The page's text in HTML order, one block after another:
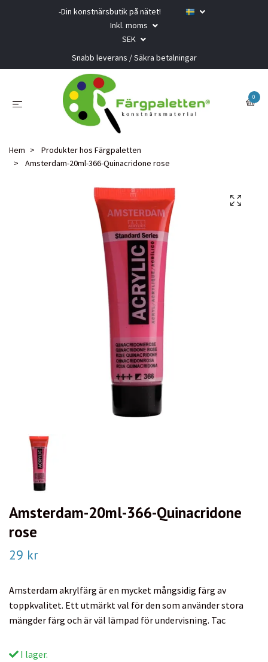
-Din konstnärsbutik på nätet!
Inkl. moms
SEK
Snabb leverans / Säkra betalningar
0
Hem
Produkter hos Färgpaletten
Amsterdam-20ml-366-Quinacridone rose
Amsterdam-20ml-366-Quinacridone
rose
29 kr
Amsterdam akrylfärg är en mycket mångsidig färg av
toppkvalitet. Ett utmärkt val för den som använder stora
mängder färg och är väl lämpad för undervisning. Tac
I lager.